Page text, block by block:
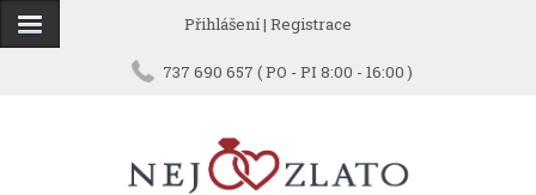
Přihlášení| Registrace
737 690 657 ( PO - PI 8:00 - 16:00 )